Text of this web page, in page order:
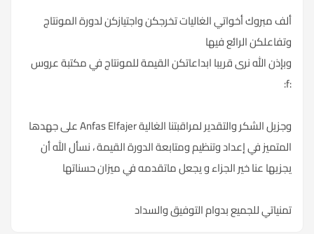
ألف مبروك أخواتي الغاليات تخرجكن واجتيازكن لدورة المونتاج
وتفاعلكن الرائع فيها
وبإذن الله نرى قريبا ابداعاتكن القيمة للمونتاج في مكتبة عروس
:f:
وجزيل الشكر والتقدير لمراقبتنا الغالية Anfas Elfajer على جهدها
المتميز في إعداد وتنظيم ومتابعة الدورة القيمة ، نسأل الله أن
يجزيها عنا خير الجزاء و يجعل ماتقدمه في ميزان حسناتها
تمنياتي للجميع بدوام التوفيق والسداد